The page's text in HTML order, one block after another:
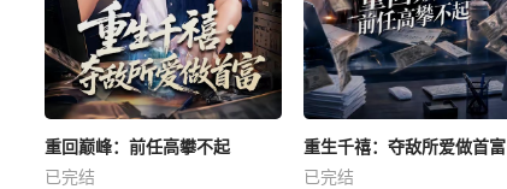
重回巅峰：前任高攀不起
已完结
重生千禧：夺敌所爱做首富
已完结